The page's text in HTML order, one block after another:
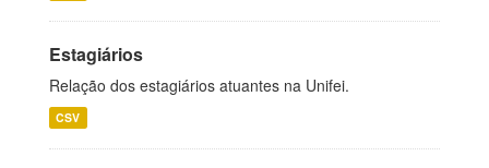
Estagiários
Relação dos estagiários atuantes na Unifei.
CSV